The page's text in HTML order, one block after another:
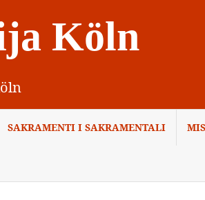
Köln
SAKRAMENTI I SAKRAMENTALI